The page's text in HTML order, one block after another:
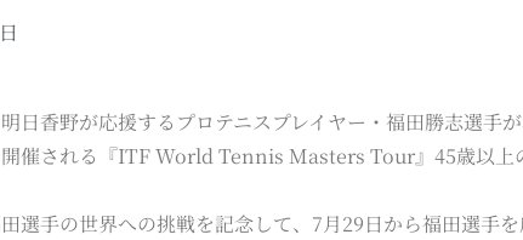
日香野が応援するプロテニスプレイヤー・福田勝志選手
催される『ITF World Tennis Masters Tour』45歳以上
選手の世界への挑戦を記念して、7月29日から福田選手